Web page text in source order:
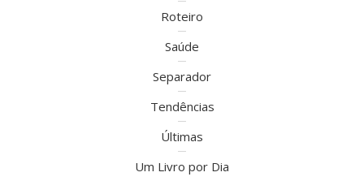
Roteiro
Saúde
Separador
Tendências
Últimas
Um Livro por Dia